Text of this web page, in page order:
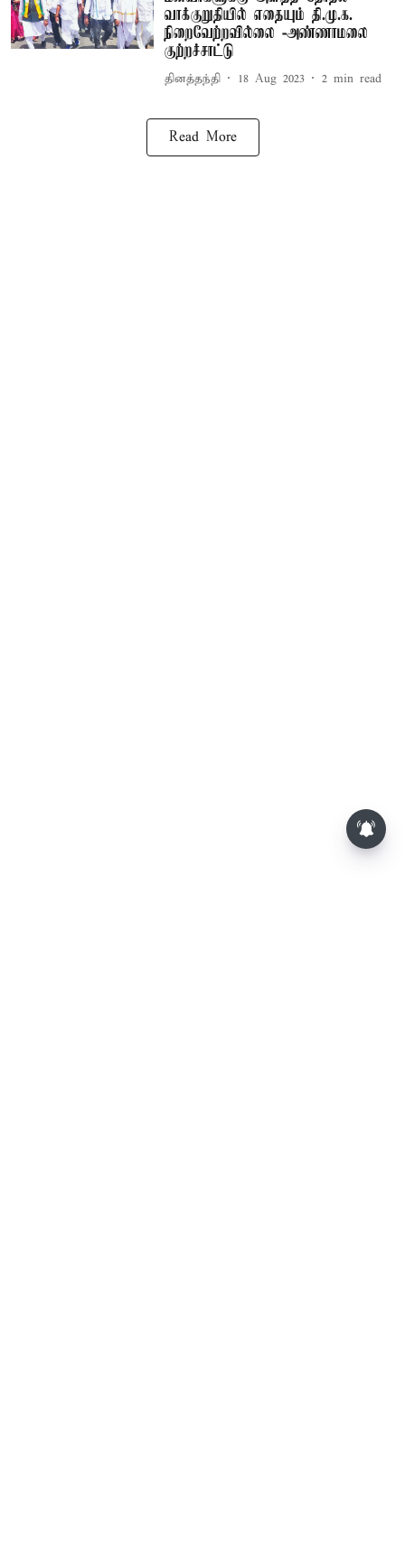
வாக்குறுதியில் எதையும் தி.மு.க.
நிறைவேற்றவில்லை -அண்ணாமலை
குற்றச்சாட்டு
தினத்தந்தி 18 Aug 2023 2 min read
Read More